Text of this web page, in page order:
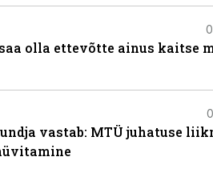
olla ettevõtte ainus kaitse
vastab: MTÜ juhatuse